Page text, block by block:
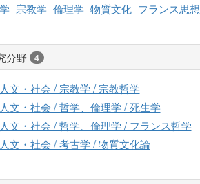
宗教学 倫理学 物質文化 フランス思想
分野 4
文・社会 / 宗教学 / 宗教哲学
文・社会 / 哲学、倫理学 / 死生学
文・社会 / 哲学、倫理学 / フランス哲学
文・社会 / 考古学 / 物質文化論